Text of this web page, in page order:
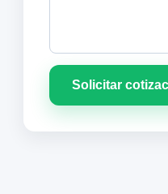
Solicitar